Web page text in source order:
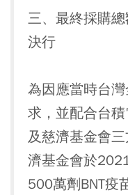
三、最終採購
決行
為因應當時台
求，並配合台積
及慈濟基金會
濟基金會於
500萬劑BNT疫